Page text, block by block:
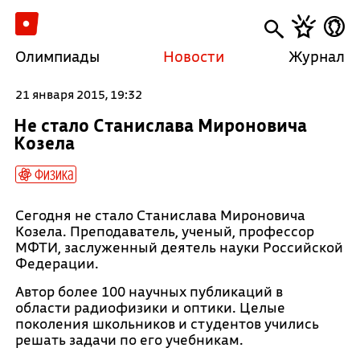
Олимпиады Новости Журнал
21 января 2015, 19:32
Не стало Станислава Мироновича
Козела
Физика
Сегодня не стало Станислава Мироновича
Козела. Преподаватель, ученый, профессор
МФТИ, заслуженный деятель науки Российской
Федерации.
Автор более 100 научных публикаций в
области радиофизики и оптики. Целые
поколения школьников и студентов учились
решать задачи по его учебникам.